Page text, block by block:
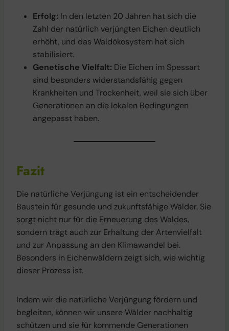
Erfolg: In den letzten 20 Jahren hat sich die
Zahl der natürlich verjüngten Eichen deutlich
erhöht, und das Waldökosystem hat sich
stabilisiert.
Genetische Vielfalt: Die Eichen im Spessart
sind besonders widerstandsfähig gegen
Krankheiten und Trockenheit, weil sie sich über
Generationen an die lokalen Bedingungen
angepasst haben.
Fazit
Die natürliche Verjüngung ist ein entscheidender
Baustein für gesunde und zukunftsfähige Wälder. Sie
sorgt nicht nur für die Erneuerung des Waldes,
sondern trägt auch zur Erhaltung der Artenvielfalt
und zur Anpassung an den Klimawandel bei.
Besonders in Eichenwäldern zeigt sich, wie wichtig
dieser Prozess ist.
Indem wir die natürliche Verjüngung fördern und
begleiten, können wir unsere Wälder nachhaltig
schützen und sie für kommende Generationen